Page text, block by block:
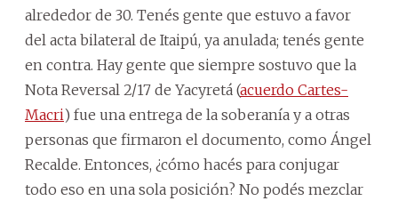
alrededor de 30. Tenés gente que estuvo a favor
del acta bilateral de Itaipú, ya anulada; tenés gente
en contra. Hay gente que siempre sostuvo que la
Nota Reversal 2/17 de Yacyretá (acuerdo Cartes-
Macri) fue una entrega de la soberanía y a otras
personas que firmaron el documento, como Ángel
Recalde. Entonces, ¿cómo hacés para conjugar
todo eso en una sola posición? No podés mezclar